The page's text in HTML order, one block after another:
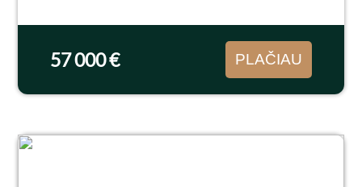
dušas/wc. Butas itin šiltas, saulėtas, langai
57 000 € PLAČIAU